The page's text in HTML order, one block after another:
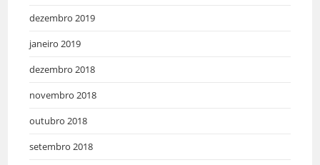
dezembro 2019
janeiro 2019
dezembro 2018
novembro 2018
outubro 2018
setembro 2018